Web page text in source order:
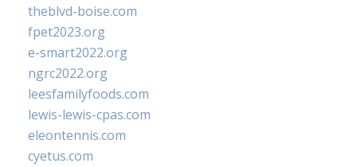
theblvd-boise.com
fpet2023.org
e-smart2022.org
ngrc2022.org
leesfamilyfoods.com
lewis-lewis-cpas.com
eleontennis.com
cyetus.com